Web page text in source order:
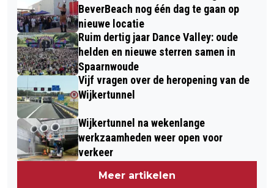
BeverBeach nog één dag te gaan op
nieuwe locatie
Ruim dertig jaar Dance Valley: oude
helden en nieuwe sterren samen in
Spaarnwoude
Vijf vragen over de heropening van de
Wijkertunnel
Wijkertunnel na wekenlange
werkzaamheden weer open voor
verkeer
Meer artikelen